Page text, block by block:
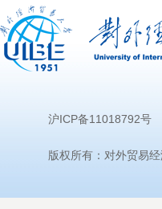
沪ICP备11018792
版权所有：对外贸易